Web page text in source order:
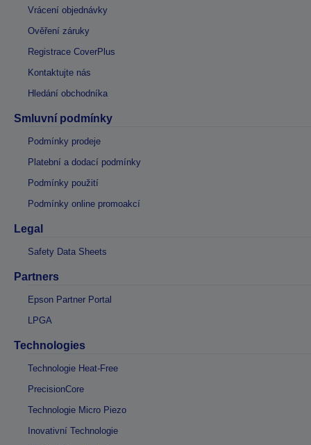
Vrácení objednávky
Ověření záruky
Registrace CoverPlus
Kontaktujte nás
Hledání obchodníka
Smluvní podmínky
Podmínky prodeje
Platební a dodací podmínky
Podmínky použití
Podmínky online promoakcí
Legal
Safety Data Sheets
Partners
Epson Partner Portal
LPGA
Technologies
Technologie Heat-Free
PrecisionCore
Technologie Micro Piezo
Inovativní Technologie